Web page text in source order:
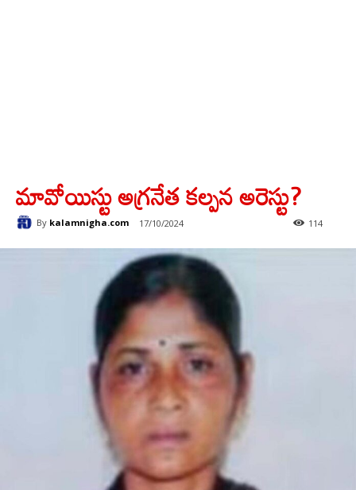
మావోయిస్టు అగ్రనేత కల్పన అరెస్టు?
By kalamnigha.com 17/10/2024 114